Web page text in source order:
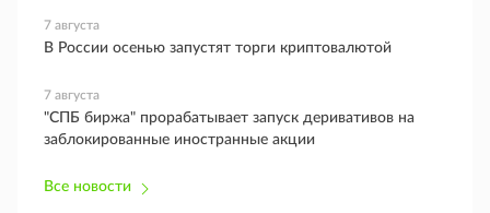
7 августа
В России осенью запустят торги криптовалютой
7 августа
"СПБ биржа" прорабатывает запуск деривативов на
заблокированные иностранные акции
Все новости